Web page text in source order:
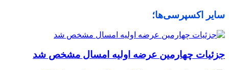
سایر اکسپرسی‌ها؛
جزئیات چهارمین عرضه اولیه امسال مشخص شد